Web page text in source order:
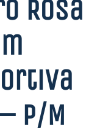
Rosa
P/M